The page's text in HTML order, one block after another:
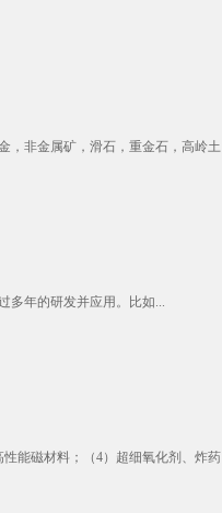
，非金属矿，滑石，重金石，高岭
多年的研发并应用。比如...
能磁材料；（4）超细氧化剂、炸